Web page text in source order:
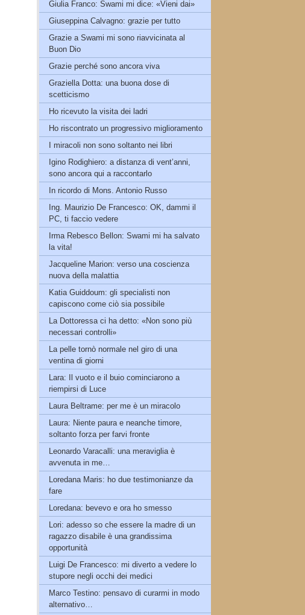
Giulia Franco: Swami mi dice: «Vieni dai»
Giuseppina Calvagno: grazie per tutto
Grazie a Swami mi sono riavvicinata al
Buon Dio
Grazie perché sono ancora viva
Graziella Dotta: una buona dose di
scetticismo
Ho ricevuto la visita dei ladri
Ho riscontrato un progressivo miglioramento
I miracoli non sono soltanto nei libri
Igino Rodighiero: a distanza di vent’anni,
sono ancora qui a raccontarlo
In ricordo di Mons. Antonio Russo
Ing. Maurizio De Francesco: OK, dammi il
PC, ti faccio vedere
Irma Rebesco Bellon: Swami mi ha salvato
la vita!
Jacqueline Marion: verso una coscienza
nuova della malattia
Katia Guiddoum: gli specialisti non
capiscono come ciò sia possibile
La Dottoressa ci ha detto: «Non sono più
necessari controlli»
La pelle tornò normale nel giro di una
ventina di giorni
Lara: Il vuoto e il buio cominciarono a
riempirsi di Luce
Laura Beltrame: per me è un miracolo
Laura: Niente paura e neanche timore,
soltanto forza per farvi fronte
Leonardo Varacalli: una meraviglia è
avvenuta in me…
Loredana Maris: ho due testimonianze da
fare
Loredana: bevevo e ora ho smesso
Lori: adesso so che essere la madre di un
ragazzo disabile è una grandissima
opportunità
Luigi De Francesco: mi diverto a vedere lo
stupore negli occhi dei medici
Marco Testino: pensavo di curarmi in modo
alternativo…